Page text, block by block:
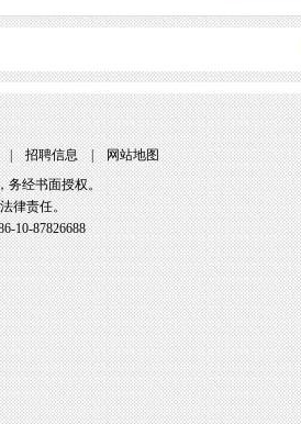
招聘信息|网站地图
务经书面授权。
律责任。
10-87826688